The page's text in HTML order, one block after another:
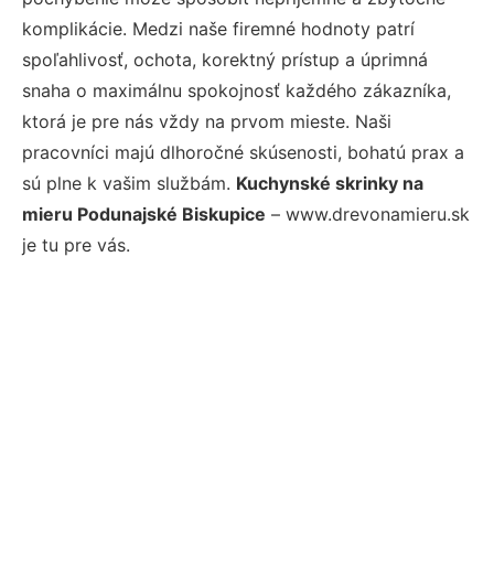
komplikácie. Medzi naše firemné hodnoty patrí
spoľahlivosť, ochota, korektný prístup a úprimná
snaha o maximálnu spokojnosť každého zákazníka,
ktorá je pre nás vždy na prvom mieste. Naši
pracovníci majú dlhoročné skúsenosti, bohatú prax a
sú plne k vašim službám. Kuchynské skrinky na
mieru Podunajské Biskupice – www.drevonamieru.sk
je tu pre vás.